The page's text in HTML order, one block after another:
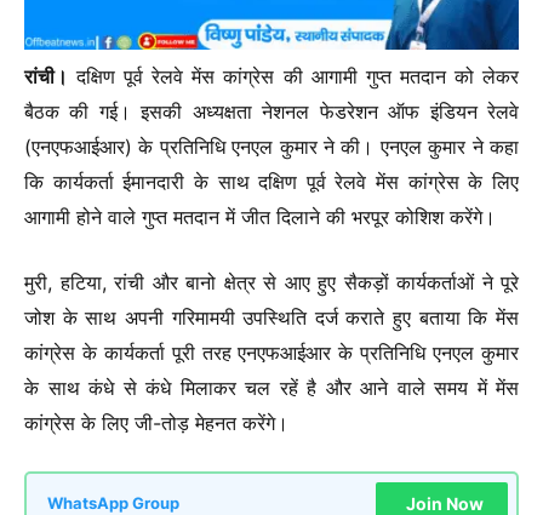
रांची। दक्षिण पूर्व रेलवे मेंस कांग्रेस की आगामी गुप्त मतदान को लेकर
बैठक की गई। इसकी अध्यक्षता नेशनल फेडरेशन ऑफ इंडियन रेलवे
(एनएफआईआर) के प्रतिनिधि एनएल कुमार ने की। एनएल कुमार ने कहा
कि कार्यकर्ता ईमानदारी के साथ दक्षिण पूर्व रेलवे मेंस कांग्रेस के लिए
आगामी होने वाले गुप्त मतदान में जीत दिलाने की भरपूर कोशिश करेंगे।
मुरी, हटिया, रांची और बानो क्षेत्र से आए हुए सैकड़ों कार्यकर्ताओं ने पूरे
जोश के साथ अपनी गरिमामयी उपस्थिति दर्ज कराते हुए बताया कि मेंस
कांग्रेस के कार्यकर्ता पूरी तरह एनएफआईआर के प्रतिनिधि एनएल कुमार
के साथ कंधे से कंधे मिलाकर चल रहें है और आने वाले समय में मेंस
कांग्रेस के लिए जी-तोड़ मेहनत करेंगे।
WhatsApp Group Join Now